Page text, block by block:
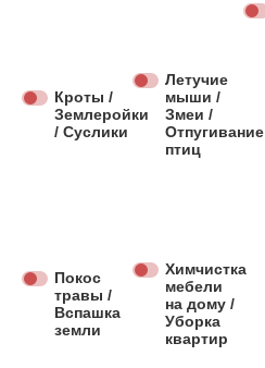
Кроты /
Землеройки
/ Суслики
Летучие
мыши /
Змеи /
Отпугивание
птиц
Покос
травы /
Вспашка
земли
Химчистка
мебели
на дому /
Уборка
квартир